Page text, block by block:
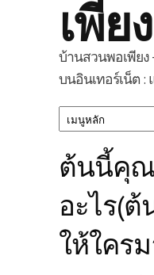
เพียง
บ้านสวนพอเพียง
บนอินเทอร์เน็ต :
ต้นนี้คุณ
อะไร(ต้
ให้ใคร